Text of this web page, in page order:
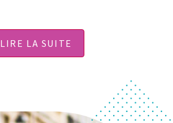
LIRE LA SUITE